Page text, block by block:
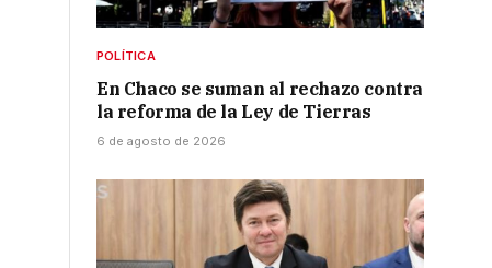
POLÍTICA
En Chaco se suman al rechazo contra
la reforma de la Ley de Tierras
6 de agosto de 2026